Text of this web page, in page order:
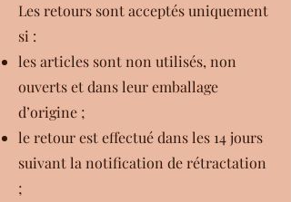
Les retours sont acceptés uniquement
si :
les articles sont non utilisés, non
ouverts et dans leur emballage
d’origine ;
le retour est effectué dans les 14 jours
suivant la notification de rétractation
;